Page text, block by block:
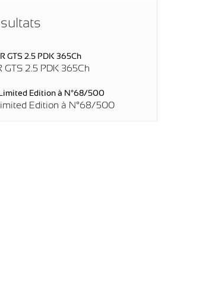
GTS 2.5 PDK 365Ch
Edition à N°68/500